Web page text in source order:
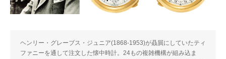
ヘンリー・グレーブス・ジュニア(1868-1953)が贔屓にしていたティ
ファニーを通して注文した懐中時計。24もの複雑機構が組み込ま